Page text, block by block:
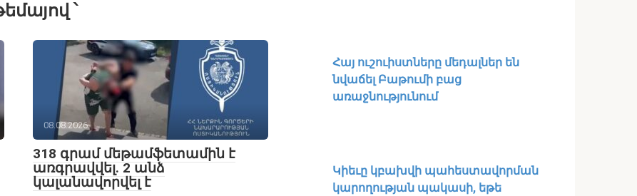
՝
08.08.2026
318 գրամ մեթամֆետամին է
առգրավվել․ 2 անձ
կալանավորվել է
Հայ ուշուիստները մեդալներ են
նվաճել Բաթումի բաց
առաջնությունում
Կիեւը կբախվի պահեստավորման
կարողության պակասի, եթե